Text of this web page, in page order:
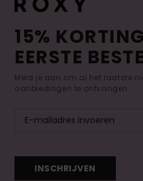
15%
EERSTE
Meld je aan om al het laatste
aanbiedingen te ontvangen.
INSCHRIJVEN